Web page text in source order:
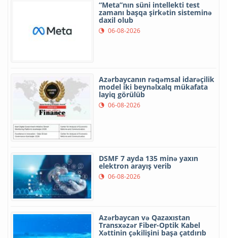
“Meta”nın süni intellekti test
zamanı başqa şirkətin sisteminə
daxil olub
06-08-2026
Azərbaycanın rəqəmsal idarəçilik
model iki beynəlxalq mükafata
layiq görülüb
06-08-2026
DSMF 7 ayda 135 minə yaxın
elektron arayış verib
06-08-2026
Azərbaycan və Qazaxıstan
Transxəzər Fiber-Optik Kabel
Xəttinin çəkilişini başa çatdırıb